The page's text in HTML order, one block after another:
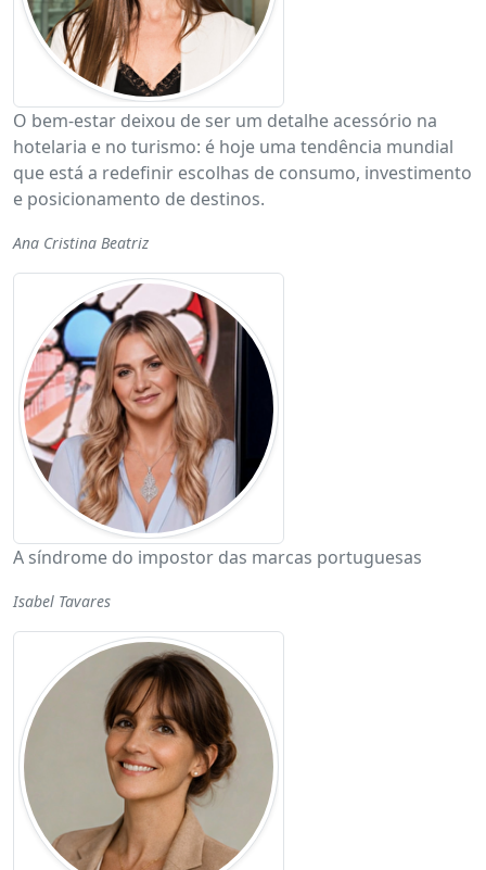
O bem-estar deixou de ser um detalhe acessório na
hotelaria e no turismo: é hoje uma tendência mundial
que está a redefinir escolhas de consumo, investimento
e posicionamento de destinos.
Ana Cristina Beatriz
A síndrome do impostor das marcas portuguesas
Isabel Tavares